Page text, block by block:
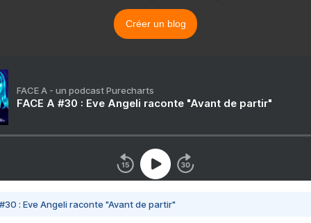
Créer un blog
FACE A - un podcast Purecharts
FACE A #30 : Eve Angeli raconte "Avant de partir"
#30 : Eve Angeli raconte "Avant de partir"